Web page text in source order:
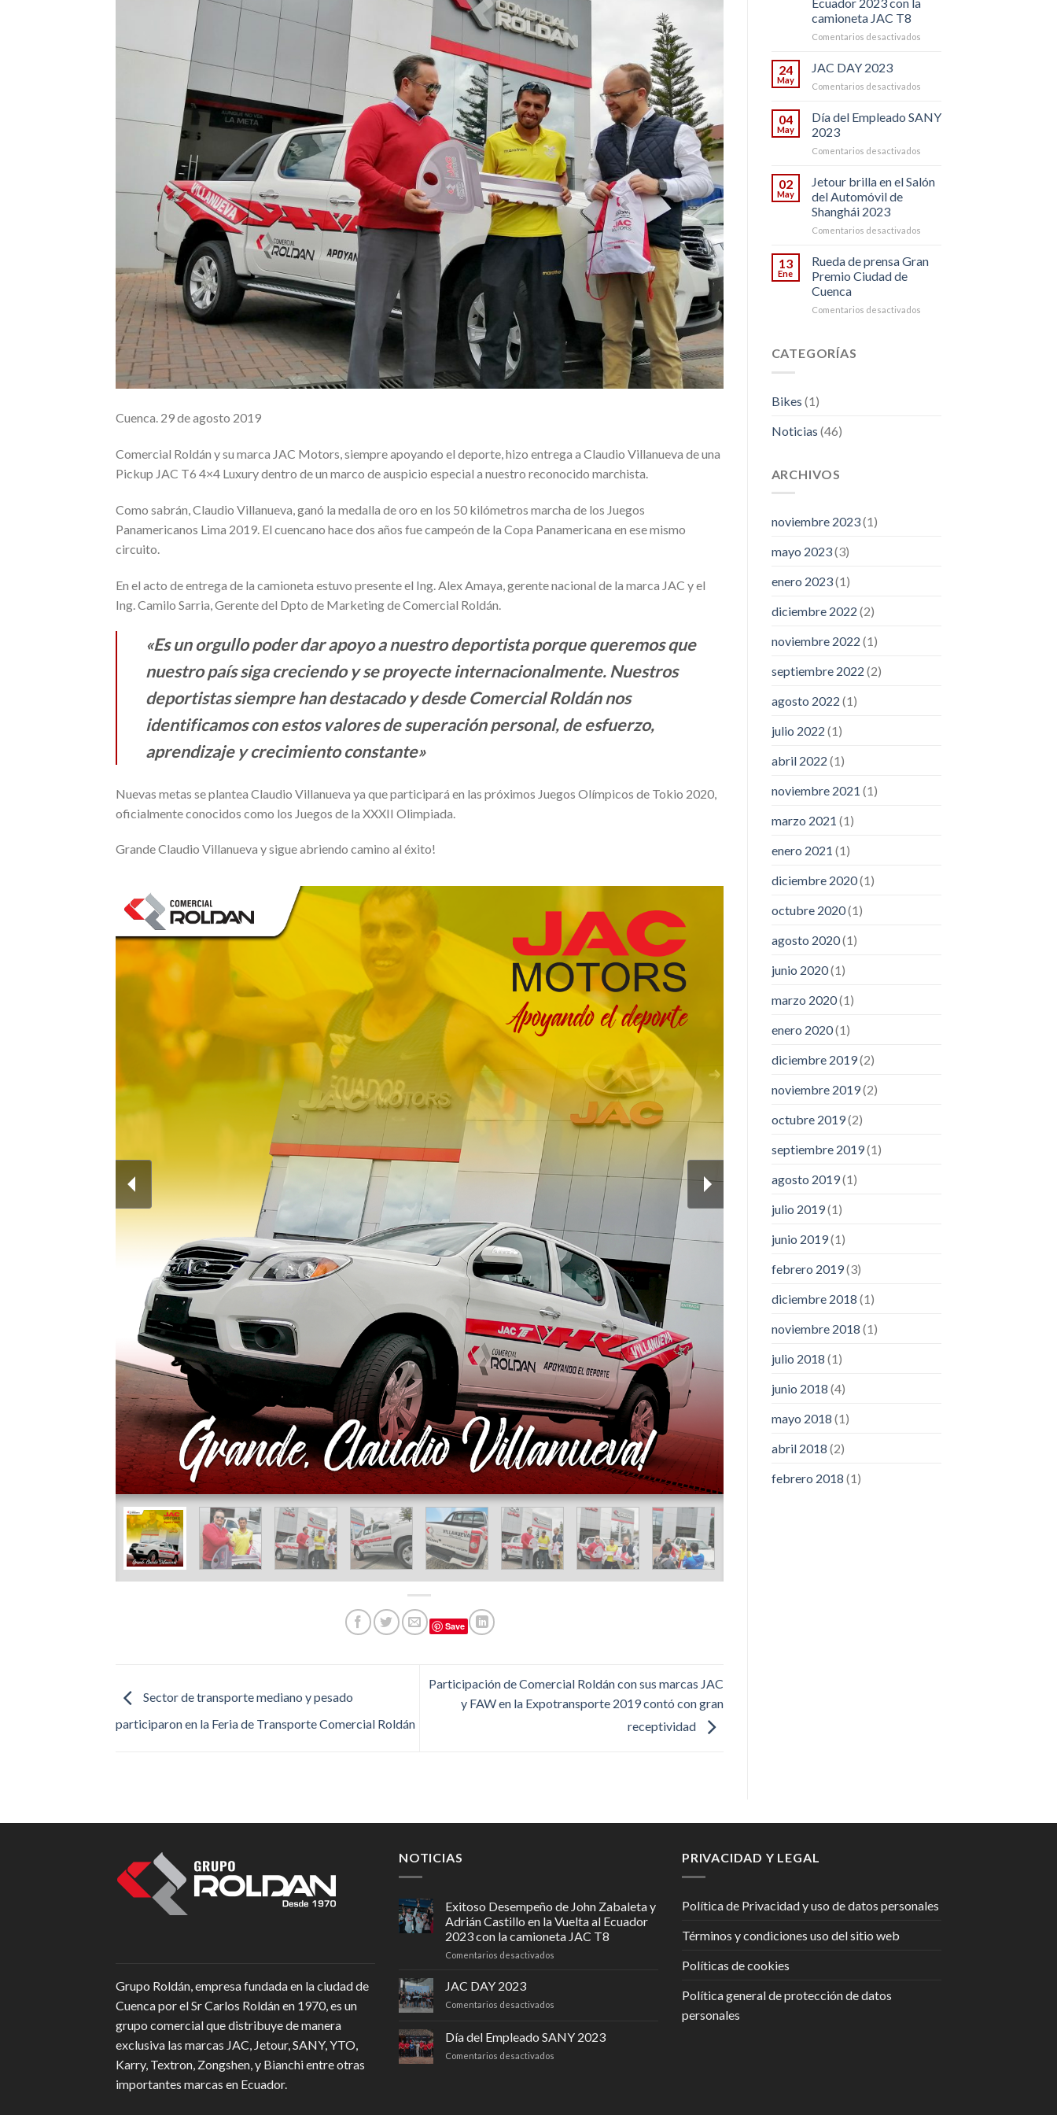
Cuenca. 29 de agosto 2019
Comercial Roldán y su marca JAC Motors, siempre apoyando el deporte, hizo entrega a Claudio Villanueva de una
Pickup JAC T6 4×4 Luxury dentro de un marco de auspicio especial a nuestro reconocido marchista.
Como sabrán, Claudio Villanueva, ganó la medalla de oro en los 50 kilómetros marcha de los Juegos
Panamericanos Lima 2019. El cuencano hace dos años fue campeón de la Copa Panamericana en ese mismo
circuito.
En el acto de entrega de la camioneta estuvo presente el Ing. Alex Amaya, gerente nacional de la marca JAC y el
Ing. Camilo Sarria, Gerente del Dpto de Marketing de Comercial Roldán.
«Es un orgullo poder dar apoyo a nuestro deportista porque queremos que
nuestro país siga creciendo y se proyecte internacionalmente. Nuestros
deportistas siempre han destacado y desde Comercial Roldán nos
identificamos con estos valores de superación personal, de esfuerzo,
aprendizaje y crecimiento constante»
Nuevas metas se plantea Claudio Villanueva ya que participará en las próximos Juegos Olímpicos de Tokio 2020,
oficialmente conocidos como los Juegos de la XXXII Olimpiada.
Grande Claudio Villanueva y sigue abriendo camino al éxito!
Save
Sector de transporte mediano y pesado
participaron en la Feria de Transporte Comercial Roldán
Participación de Comercial Roldán con sus marcas JAC
y FAW en la Expotransporte 2019 contó con gran
receptividad
camioneta JAC T8
Comentarios desactivadosen
John
y
en
Vuelta
con
camioneta
24
May
JAC DAY 2023
Comentarios desactivadosen
DAY
04
May
Día del Empleado SANY
2023
Comentarios desactivadosen
del
02
May
Jetour brilla en el Salón
del Automóvil de
Shanghái 2023
Comentarios desactivadosen
del
13
Ene
Rueda de prensa Gran
Premio Ciudad de
Cuenca
Comentarios desactivadosen
CATEGORÍAS
Bikes (1)
Noticias (46)
ARCHIVOS
noviembre 2023(1)
mayo 2023(3)
enero 2023(1)
diciembre 2022 (2)
noviembre 2022 (1)
septiembre 2022 (2)
agosto 2022 (1)
julio 2022 (1)
abril 2022 (1)
noviembre 2021 (1)
marzo 2021 (1)
enero 2021 (1)
diciembre 2020(1)
octubre 2020(1)
agosto 2020(1)
junio 2020(1)
marzo 2020(1)
enero 2020(1)
diciembre 2019(2)
noviembre 2019(2)
octubre 2019(2)
septiembre 2019(1)
agosto 2019(1)
julio 2019(1)
junio 2019(1)
febrero 2019(3)
diciembre 2018 (1)
noviembre 2018 (1)
julio 2018 (1)
junio 2018 (4)
mayo 2018 (1)
abril 2018 (2)
febrero 2018 (1)
Grupo Roldán, empresa fundada en la ciudad de
Cuenca por el Sr Carlos Roldán en 1970, es un
grupo comercial que distribuye de manera
exclusiva las marcas JAC, Jetour, SANY, YTO,
Karry, Textron, Zongshen, y Bianchi entre otras
importantes marcas en Ecuador.
NOTICIAS
Exitoso Desempeño de John Zabaleta y
Adrián Castillo en la Vuelta al Ecuador
2023 con la camioneta JAC T8
Comentarios desactivados
y
JAC DAY 2023
Comentarios desactivados
2023
Día del Empleado SANY 2023
Comentarios desactivados
PRIVACIDAD Y LEGAL
Política de Privacidad y uso de datos personales
Términos y condiciones uso del sitio web
Políticas de cookies
Política general de protección de datos
personales